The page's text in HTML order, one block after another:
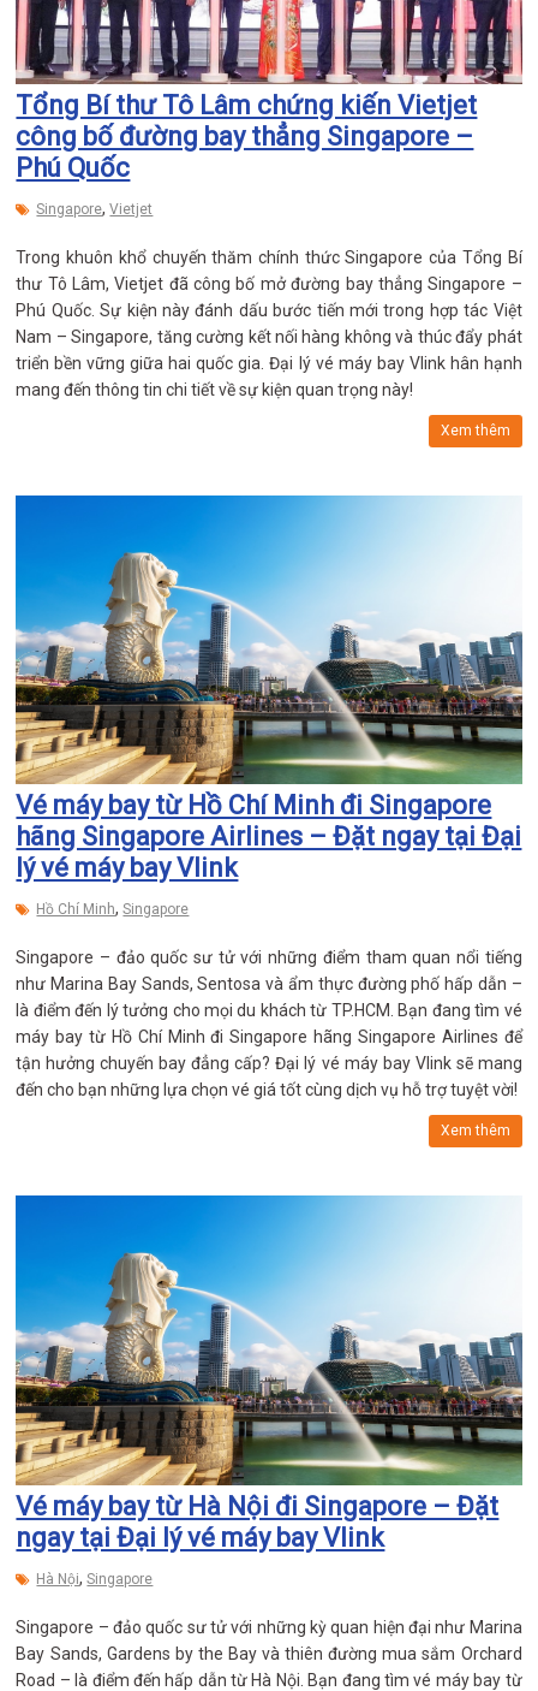
Tổng Bí thư Tô Lâm chứng kiến Vietjet
công bố đường bay thẳng Singapore –
Phú Quốc
Singapore,Vietjet
Trong khuôn khổ chuyến thăm chính thức Singapore của Tổng Bí
thư Tô Lâm, Vietjet đã công bố mở đường bay thẳng Singapore –
Phú Quốc. Sự kiện này đánh dấu bước tiến mới trong hợp tác Việt
Nam – Singapore, tăng cường kết nối hàng không và thúc đẩy phát
triển bền vững giữa hai quốc gia. Đại lý vé máy bay Vlink hân hạnh
mang đến thông tin chi tiết về sự kiện quan trọng này!
Xem thêm
Vé máy bay từ Hồ Chí Minh đi Singapore
hãng Singapore Airlines – Đặt ngay tại Đại
lý vé máy bay Vlink
Hồ Chí Minh,Singapore
Singapore – đảo quốc sư tử với những điểm tham quan nổi tiếng
như Marina Bay Sands, Sentosa và ẩm thực đường phố hấp dẫn –
là điểm đến lý tưởng cho mọi du khách từ TP.HCM. Bạn đang tìm vé
máy bay từ Hồ Chí Minh đi Singapore hãng Singapore Airlines để
tận hưởng chuyến bay đẳng cấp? Đại lý vé máy bay Vlink sẽ mang
đến cho bạn những lựa chọn vé giá tốt cùng dịch vụ hỗ trợ tuyệt vời!
Xem thêm
Vé máy bay từ Hà Nội đi Singapore – Đặt
ngay tại Đại lý vé máy bay Vlink
Hà Nội,Singapore
Singapore – đảo quốc sư tử với những kỳ quan hiện đại như Marina
Bay Sands, Gardens by the Bay và thiên đường mua sắm Orchard
Road – là điểm đến hấp dẫn từ Hà Nội. Bạn đang tìm vé máy bay từ